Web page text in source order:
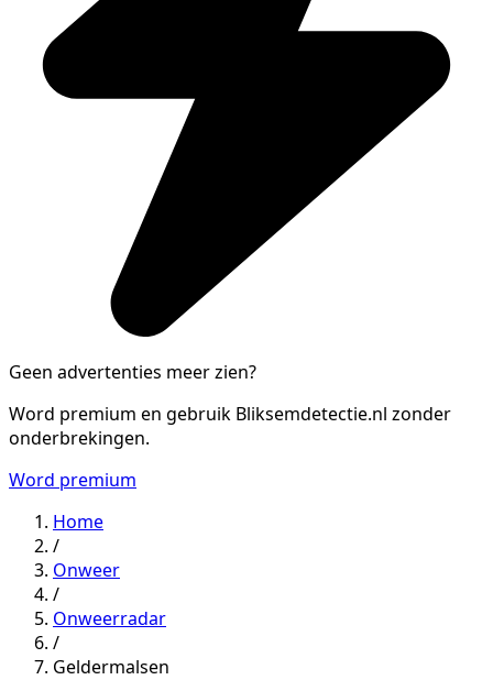
Geen advertenties meer zien?
Word premium en gebruik Bliksemdetectie.nl zonder
onderbrekingen.
Word premium
Home
/
Onweer
/
Onweerradar
/
Geldermalsen